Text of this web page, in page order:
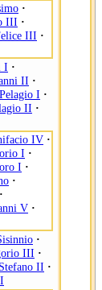
·
III ·
III ·
I ·
II ·
Pelagio I ·
II ·
IV ·
I ·
I ·
·
·
V ·
·
III ·
Stefano II ·